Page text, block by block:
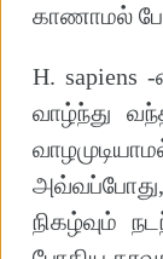
காணாமல்
H.
வாழ்ந்து
நிகழ்வும்